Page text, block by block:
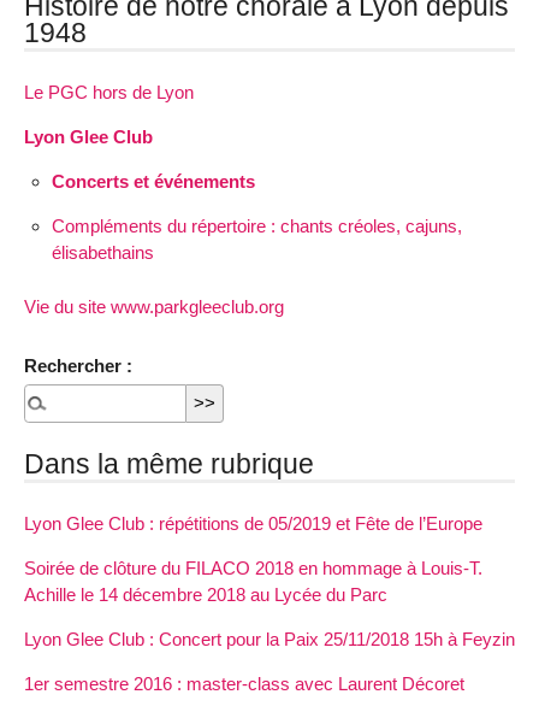
1948
Le PGC hors de Lyon
Lyon Glee Club
Concerts et événements
Compléments du répertoire : chants créoles, cajuns,
élisabethains
Vie du site www.parkgleeclub.org
Rechercher :
Dans la même rubrique
Lyon Glee Club : répétitions de 05/2019 et Fête de l’Europe
Soirée de clôture du FILACO 2018 en hommage à Louis-T.
Achille le 14 décembre 2018 au Lycée du Parc
Lyon Glee Club : Concert pour la Paix 25/11/2018 15h à Feyzin
1er semestre 2016 : master-class avec Laurent Décoret